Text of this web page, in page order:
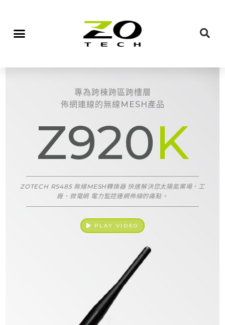
專為跨棟跨區跨樓層
佈網連線的無線MESH產品
Z920K
ZOTECH RS485 無線MESH轉換器 快速解決您太陽能案場、工
廠、微電網 電力監控連網佈線的痛點。
PLAY VIDEO